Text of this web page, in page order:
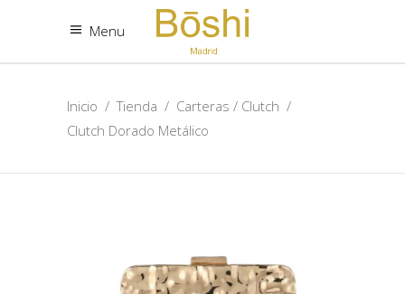
Menu
Inicio /Tienda / Carteras / Clutch /
Clutch Dorado Metálico